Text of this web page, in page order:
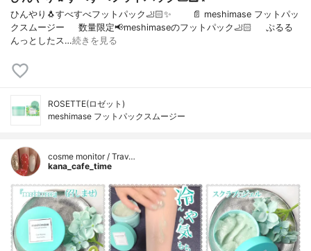
ひんやり🐧すべすべフットパック🦶🏻✨⠀⠀⠀📄 meshimase フットパッ
クスムージー⠀⠀数量限定📢meshimaseのフットパック🦶🏻⠀⠀ぷるる
んっとしたス…続きを見る
ROSETTE(ロゼット)
meshimase フットパックスムージー
cosme monitor / Trav…
kana_cafe_time